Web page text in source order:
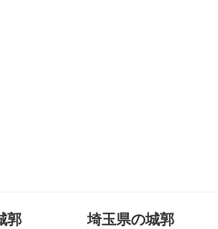
郭 埼玉県の城郭